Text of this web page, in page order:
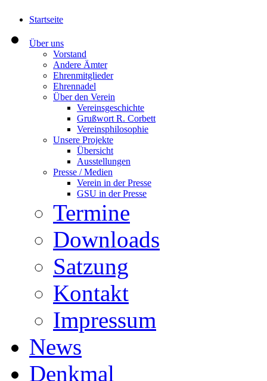
Startseite
Über uns
Vorstand
Andere Ämter
Ehrenmitglieder
Ehrennadel
Über den Verein
Vereinsgeschichte
Grußwort R. Corbett
Vereinsphilosophie
Unsere Projekte
Übersicht
Ausstellungen
Presse / Medien
Verein in der Presse
GSU in der Presse
Termine
Downloads
Satzung
Kontakt
Impressum
News
Denkmal